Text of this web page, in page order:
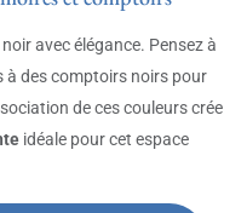
avec élégance. Pensez à
à des comptoirs noirs pour
de ces couleurs crée
idéale pour cet espace